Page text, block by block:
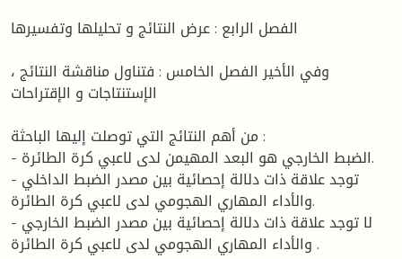
الفصل الرابع : عرض النتائج و تحليلها وتفسيرها
وفي الأخير الفصل الخامس : فتناول مناقشة النتائج ،
الإستنتاجات و الإقتراحات
من أهم النتائج التي توصلت إليها الباحثة :
- الضبط الخارجي هو البعد المهيمن لدى لاعبي كرة الطائرة.
- توجد علاقة ذات دلالة إحصائية بين مصدر الضبط الداخلي
والأداء المهاري الهجومي لدى لاعبي كرة الطائرة.
- لا توجد علاقة ذات دلالة إحصائية بين مصدر الضبط الخارجي
والأداء المهاري الهجومي لدى لاعبي كرة الطائرة .